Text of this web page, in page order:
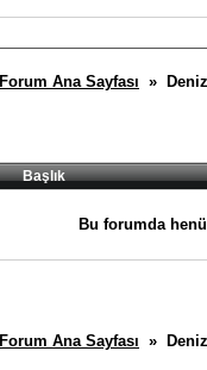
Forum Ana Sayfası »
Başlık
Bu forumda
Forum Ana Sayfası »